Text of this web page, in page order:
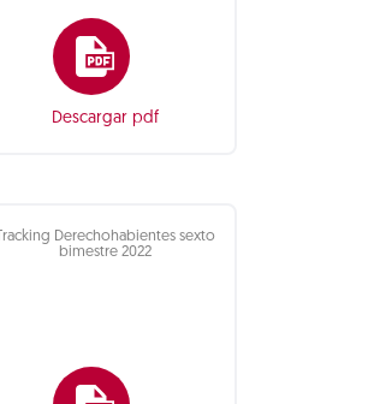
Descargar pdf
Tracking Derechohabientes sexto
bimestre 2022